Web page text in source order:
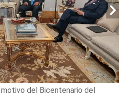
del Bicentenario del